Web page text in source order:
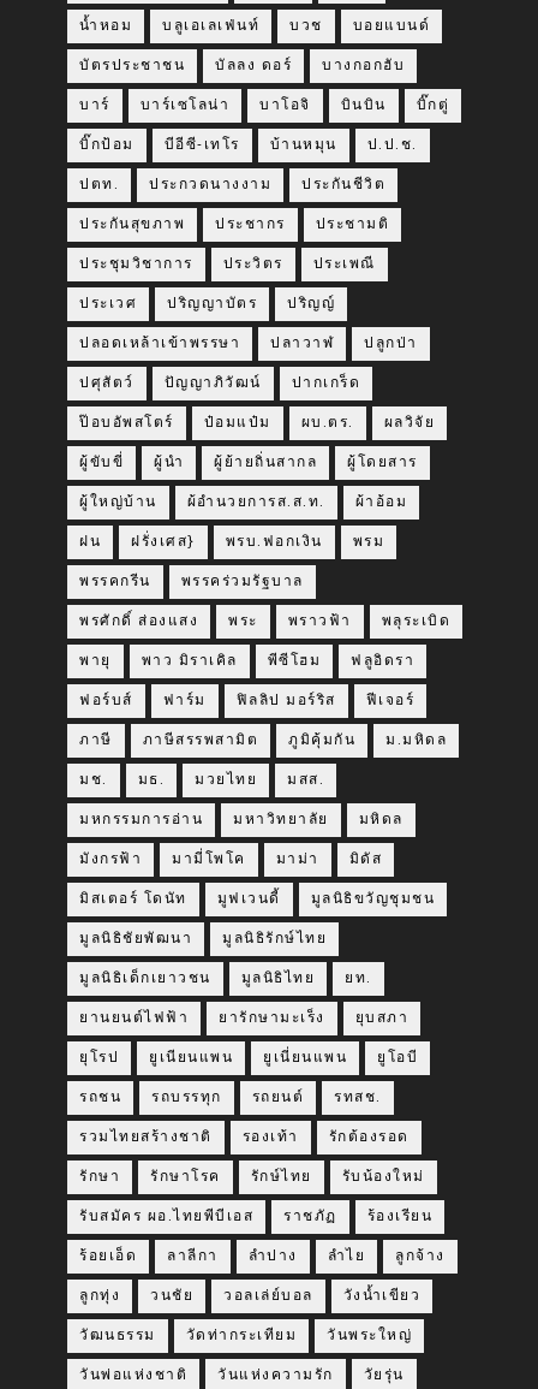
น้ำหอม บลูเอเลเฟ่นท์ บวช บอยแบนด์
บัตรประชาชน บัลลง ดอร์ บางกอกฮับ
บาร์ บาร์เซโลน่า บาโอจิ บินบิน บิ๊กตู่
บิ๊กป้อม บีอีซี-เทโร บ้านหมุน ป.ป.ช.
ปตท. ประกวดนางงาม ประกันชีวิต
ประกันสุขภาพ ประชากร ประชามติ
ประชุมวิชาการ ประวิตร ประเพณี
ประเวศ ปริญญาบัตร ปริญญ์
ปลอดเหล้าเข้าพรรษา ปลาวาฬ ปลูกป่า
ปศุสัตว์ ปัญญาภิวัฒน์ ปากเกร็ด
ป๊อบอัพสโตร์ ป๋อมแป๋ม ผบ.ตร. ผลวิจัย
ผู้ขับขี่ ผู้นำ ผู้ย้ายถิ่นสากล ผู้โดยสาร
ผู้ใหญ่บ้าน ผ้อำนวยการส.ส.ท. ผ้าอ้อม
ฝน ฝรั่งเศส} พรบ.ฟอกเงิน พรม
พรรคกรีน พรรคร่วมรัฐบาล
พรศักดิ์ ส่องแสง พระ พราวฟ้า พลุระเบิด
พายุ พาว มิราเคิล พีซีโฮม ฟลูอิดรา
ฟอร์บส์ ฟาร์ม ฟิลลิป มอร์ริส ฟีเจอร์
ภาษี ภาษีสรรพสามิต ภูมิคุ้มกัน ม.มหิดล
มช. มธ. มวยไทย มสส.
มหกรรมการอ่าน มหาวิทยาลัย มหิดล
มังกรฟ้า มามี่โพโค มาม่า มิดัส
มิสเตอร์ โดนัท มูฟเวนดี้ มูลนิธิขวัญชุมชน
มูลนิธิชัยพัฒนา มูลนิธิรักษ์ไทย
มูลนิธิเด็กเยาวชน มูลนิธิไทย ยท.
ยานยนต์ไฟฟ้า ยารักษามะเร็ง ยุบสภา
ยุโรป ยูเนียนแพน ยูเนี่ยนแพน ยูโอบี
รถชน รถบรรทุก รถยนต์ รทสช.
รวมไทยสร้างชาติ รองเท้า รักต้องรอด
รักษา รักษาโรค รักษ์ไทย รับน้องใหม่
รับสมัคร ผอ.ไทยพีบีเอส ราชภัฏ ร้องเรียน
ร้อยเอ็ด ลาลีกา ลำปาง ลำไย ลูกจ้าง
ลูกทุ่ง วนชัย วอลเล่ย์บอล วังน้ำเขียว
วัฒนธรรม วัดท่ากระเทียม วันพระใหญ่
วันพ่อแห่งชาติ วันแห่งความรัก วัยรุ่น